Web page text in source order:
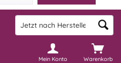
Warenkorb
Mein Konto